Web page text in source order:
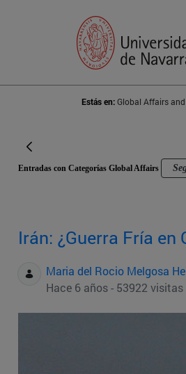
Estás en:Global Affairs
Entradas con Categorías Global Affairs
Irán: ¿Guerra Fría en
Maria del Rocio Melgosa
Hace 6 años - 53922 visitas